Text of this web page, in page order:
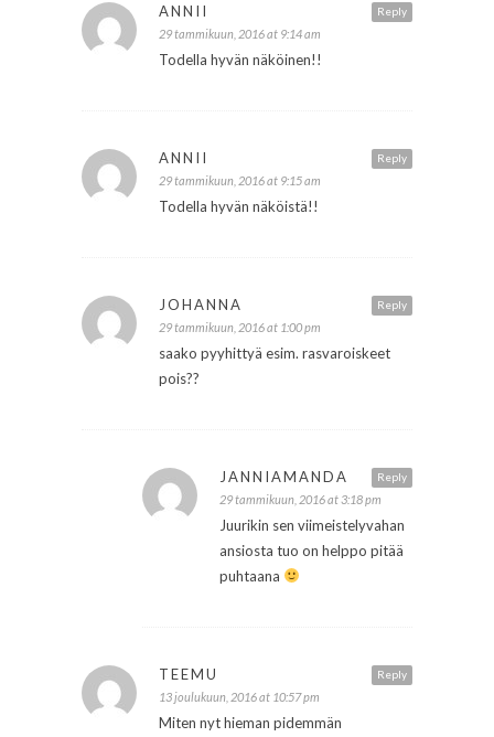
Reply
ANNII
29 tammikuun, 2016 at 9:14 am
Todella hyvän näköinen!!
Reply
ANNII
29 tammikuun, 2016 at 9:15 am
Todella hyvän näköistä!!
Reply
JOHANNA
29 tammikuun, 2016 at 1:00 pm
saako pyyhittyä esim. rasvaroiskeet
pois??
Reply
JANNIAMANDA
29 tammikuun, 2016 at 3:18 pm
Juurikin sen viimeistelyvahan
ansiosta tuo on helppo pitää
puhtaana
Reply
TEEMU
13 joulukuun, 2016 at 10:57 pm
Miten nyt hieman pidemmän